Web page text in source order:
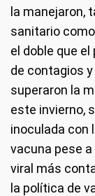
la manejaron,
sanitario
el doble que
de contagios
superaron la
este invierno,
inoculada con
vacuna pese
viral más
la política de